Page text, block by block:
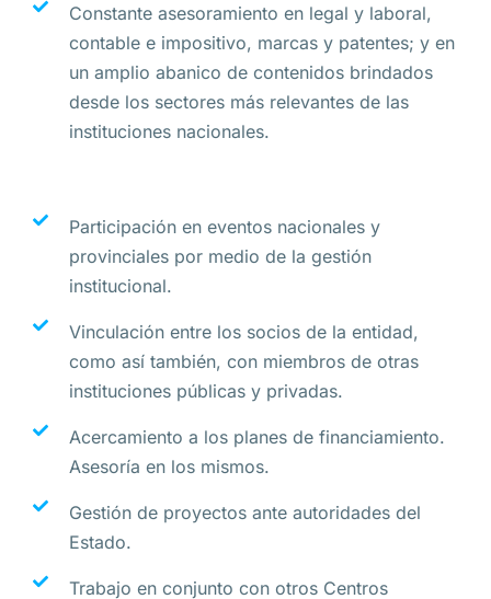
Constante asesoramiento en legal y laboral,
contable e impositivo, marcas y patentes; y en
un amplio abanico de contenidos brindados
desde los sectores más relevantes de las
instituciones nacionales.
Participación en eventos nacionales y
provinciales por medio de la gestión
institucional.
Vinculación entre los socios de la entidad,
como así también, con miembros de otras
instituciones públicas y privadas.
Acercamiento a los planes de financiamiento.
Asesoría en los mismos.
Gestión de proyectos ante autoridades del
Estado.
Trabajo en conjunto con otros Centros